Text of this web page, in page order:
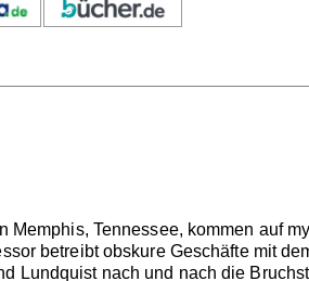
Tennessee, kommen auf
betreibt obskure Geschäfte mit
Lundquist nach und nach die